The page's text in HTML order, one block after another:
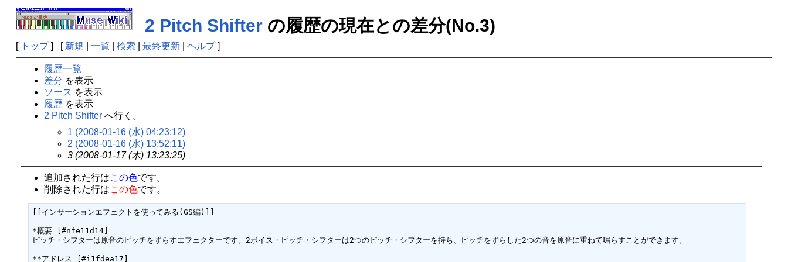
2 Pitch Shifterの履歴の現在との差分(No.3)
[ トップ] [ 新規 一覧 検索 最終更新| ヘルプ]
履歴一覧
差分 を表示
ソース を表示
履歴を表示
2 Pitch Shifterへ行く。
1 (2008-01-16 (水) 04:23:12)
2 (2008-01-16 (水) 13:52:11)
3 (2008-01-17 (木) 13:23:25)
追加された行はこの色です。
削除された行はこの色です。
[[インサーションエフェクトを使ってみる(GS編)]]
*概要 [#nfe11d14]
ピッチ・シフターは原音のピッチをずらすエフェクターです。2ボイス・ピッチ・シフターは2つのピッチ・シフターを持ち、ピッチをずらした2つの音を原音に重ねて鳴らすことができます。
**アドレス [#i1fdea17]